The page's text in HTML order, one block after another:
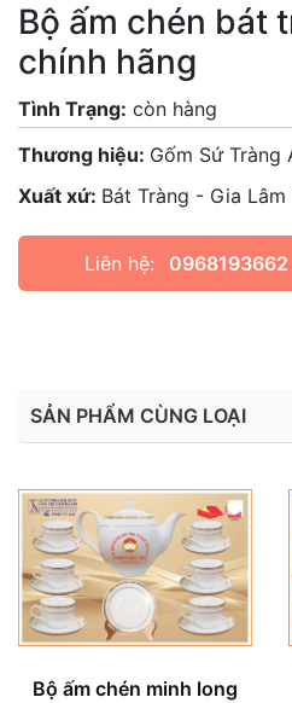
Bộ ấm chén bát
chính hãng
Tình Trạng: còn hàng
Thương hiệu: Gốm Sứ Tràng
Xuất xứ: Bát Tràng - Gia
Liên hệ: 0968193662
SẢN PHẨM CÙNG LOẠI
Bộ ấm chén minh long